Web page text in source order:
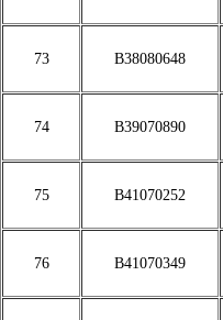
73 B38080648
74 B39070890
75 B41070252
76 B41070349